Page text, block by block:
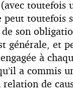
toutefois
peut toutefois
son
générale, et
à
a commis
relation de